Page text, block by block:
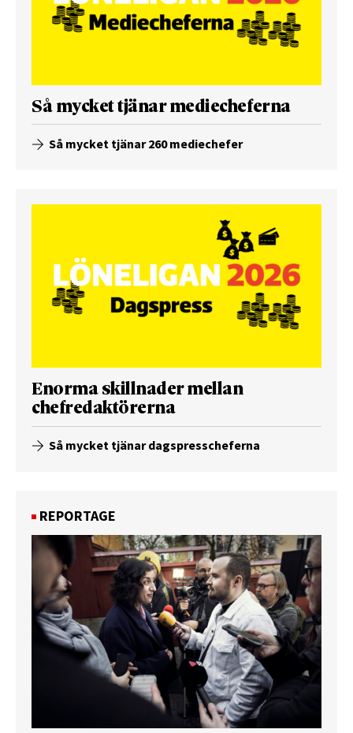
Så mycket tjänar mediecheferna
Så mycket tjänar 260 mediechefer
Enorma skillnader mellan
chefredaktörerna
Så mycket tjänar dagspresscheferna
REPORTAGE